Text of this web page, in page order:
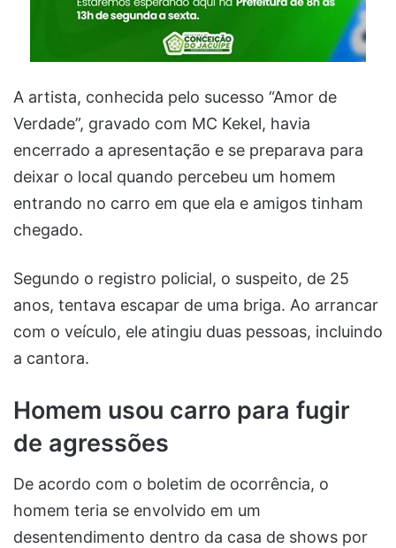
A artista, conhecida pelo sucesso “Amor de
Verdade”, gravado com MC Kekel, havia
encerrado a apresentação e se preparava para
deixar o local quando percebeu um homem
entrando no carro em que ela e amigos tinham
chegado.
Segundo o registro policial, o suspeito, de 25
anos, tentava escapar de uma briga. Ao arrancar
com o veículo, ele atingiu duas pessoas, incluindo
a cantora.
Homem usou carro para fugir
de agressões
De acordo com o boletim de ocorrência, o
homem teria se envolvido em um
desentendimento dentro da casa de shows por